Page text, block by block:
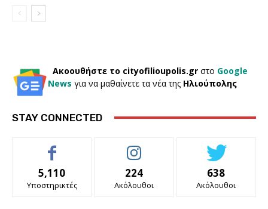
Ακοουθήστε το cityofilioupolis.gr στο Google
News για να μαθαίνετε τα νέα της Ηλιούπολης
STAY CONNECTED
5,110
Υποστηρικτές
224
Ακόλουθοι
638
Ακόλουθοι